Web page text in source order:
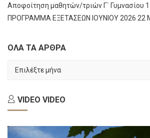
Αποφοίτηση μαθητών/τριών Γ΄ Γυμνασίου
ΠΡΟΓΡΑΜΜΑ ΕΞΕΤΑΣΕΩΝ ΙΟΥΝΙΟΥ 2026 22
ΟΛΑ ΤΑ ΑΡΘΡΑ
ΤΑ
VIDEO VIDEO